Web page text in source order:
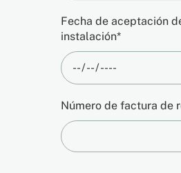
Fecha de aceptación
instalación*
Número de factura de